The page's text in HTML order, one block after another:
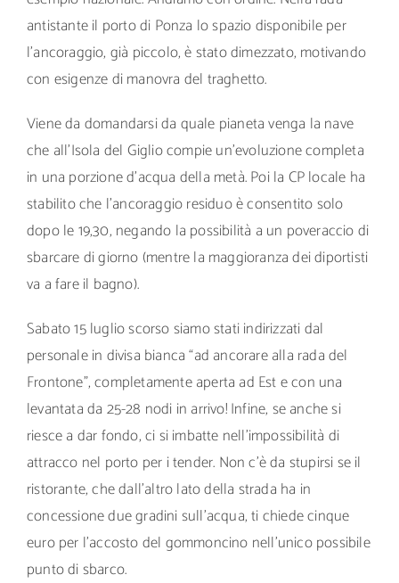
antistante il porto di Ponza lo spazio disponibile per
l’ancoraggio, già piccolo, è stato dimezzato, motivando
con esigenze di manovra del traghetto.
Viene da domandarsi da quale pianeta venga la nave
che all’Isola del Giglio compie un’evoluzione completa
in una porzione d’acqua della metà. Poi la CP locale ha
stabilito che l’ancoraggio residuo è consentito solo
dopo le 19,30, negando la possibilità a un poveraccio di
sbarcare di giorno (mentre la maggioranza dei diportisti
va a fare il bagno).
Sabato 15 luglio scorso siamo stati indirizzati dal
personale in divisa bianca “ad ancorare alla rada del
Frontone”, completamente aperta ad Est e con una
levantata da 25-28 nodi in arrivo! Infine, se anche si
riesce a dar fondo, ci si imbatte nell’impossibilità di
attracco nel porto per i tender. Non c’è da stupirsi se il
ristorante, che dall’altro lato della strada ha in
concessione due gradini sull’acqua, ti chiede cinque
euro per l’accosto del gommoncino nell’unico possibile
punto di sbarco.